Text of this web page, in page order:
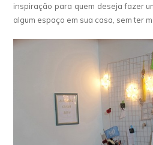
inspiração para quem deseja fazer
algum espaço em sua casa, sem ter